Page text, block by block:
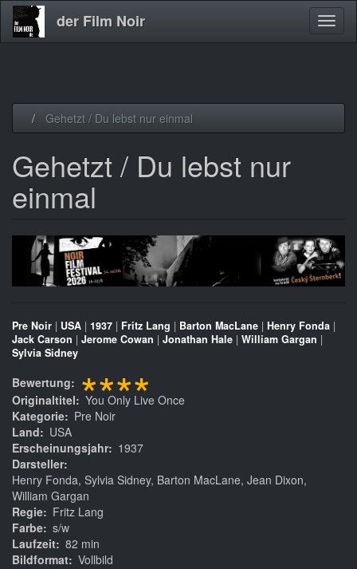
der Film Noir
Gehetzt / Du lebst nur einmal
Gehetzt / Du lebst nur
einmal
Pre Noir | USA | 1937 | Fritz Lang | Barton MacLane | Henry Fonda |
Jack Carson | Jerome Cowan | Jonathan Hale | William Gargan |
Sylvia Sidney
Bewertung ****
Originaltitel
You Only Live Once
Kategorie
Pre Noir
Land
USA
Erscheinungsjahr
1937
Darsteller
Henry Fonda, Sylvia Sidney, Barton MacLane, Jean Dixon,
William Gargan
Regie
Fritz Lang
Farbe s/w
Laufzeit 82 min
Bildformat Vollbild